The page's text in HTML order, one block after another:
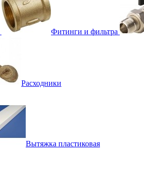
Фитинги и фильтра
Расходники
Вытяжка пластиковая